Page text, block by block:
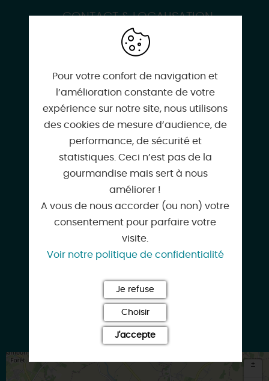
CONTACT & LOCALISATION
Atelier impression végétale Tataki-Zomé
1 Route Boiscommun
contact@domainedeflotin.com
www.domainedeflotin.com
+
Pour votre confort de navigation et
l’amélioration constante de votre
expérience sur notre site, nous utilisons
des cookies de mesure d’audience, de
performance, de sécurité et
statistiques. Ceci n’est pas de la
gourmandise mais sert à nous
améliorer !
A vous de nous accorder (ou non) votre
consentement pour parfaire votre
visite.
Voir notre politique de confidentialité
Je refuse
Choisir
J'accepte